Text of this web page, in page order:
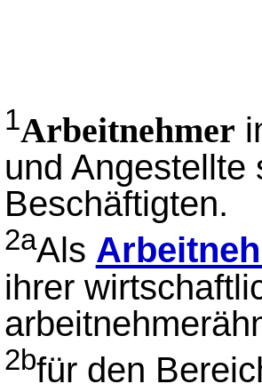
1Arbeitnehmer
und Angestellte
Beschäftigten.
2aAls
ihrer
2bfür den